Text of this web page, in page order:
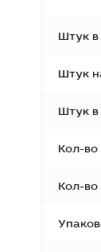
Штук в
Штук
Штук в
Кол-во
Кол-во